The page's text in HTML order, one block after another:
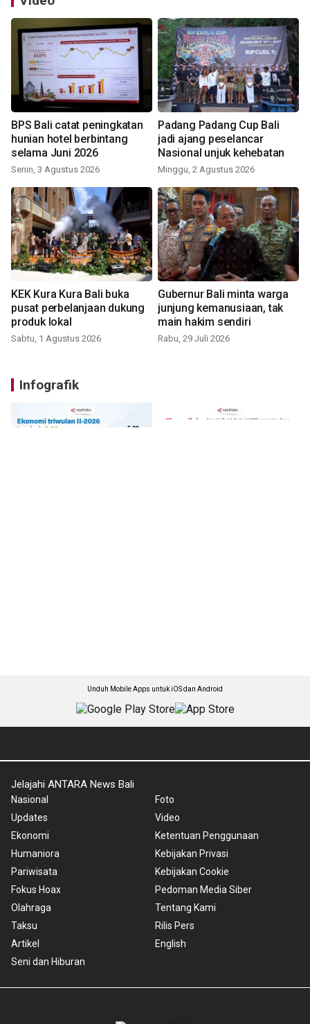
BPS Bali catat peningkatan
hunian hotel berbintang
selama Juni 2026
Senin, 3 Agustus 2026
Padang Padang Cup Bali
jadi ajang peselancar
Nasional unjuk kehebatan
Minggu, 2 Agustus 2026
KEK Kura Kura Bali buka
pusat perbelanjaan dukung
produk lokal
Sabtu, 1 Agustus 2026
Gubernur Bali minta warga
junjung kemanusiaan, tak
main hakim sendiri
Rabu, 29 Juli 2026
Infografik
Unduh Mobile Apps untuk iOS dan Android
Jelajahi ANTARA News Bali
Nasional
Updates
Ekonomi
Humaniora
Pariwisata
Fokus Hoax
Olahraga
Taksu
Artikel
Seni dan Hiburan
Foto
Video
Ketentuan Penggunaan
Kebijakan Privasi
Kebijakan Cookie
Pedoman Media Siber
Tentang Kami
Rilis Pers
English